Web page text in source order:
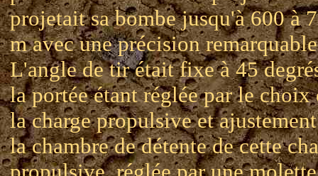
projetait sa bombe jusqu'à 600 à
m avec une précision
L'angle de tir était fixe à 45
la portée étant réglée par le choix
la charge propulsive et
la chambre de détente de cette